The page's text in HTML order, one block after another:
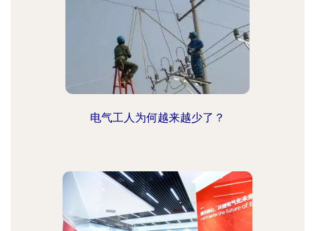
电气工人为何越来越少了？